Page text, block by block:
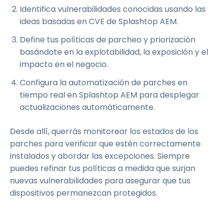
Identifica vulnerabilidades conocidas usando las
ideas basadas en CVE de Splashtop AEM.
Define tus políticas de parcheo y priorización
basándote en la explotabilidad, la exposición y el
impacto en el negocio.
Configura la automatización de parches en
tiempo real en Splashtop AEM para desplegar
actualizaciones automáticamente.
Desde allí, querrás monitorear los estados de los
parches para verificar que estén correctamente
instalados y abordar las excepciones. Siempre
puedes refinar tus políticas a medida que surjan
nuevas vulnerabilidades para asegurar que tus
dispositivos permanezcan protegidos.